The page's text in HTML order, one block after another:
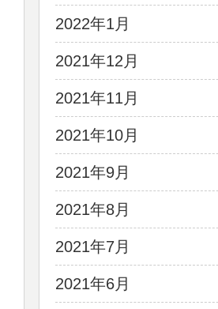
2022年1月
2021年12月
2021年11月
2021年10月
2021年9月
2021年8月
2021年7月
2021年6月